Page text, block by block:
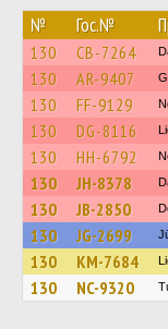
№ Гос.№
130 CB-7264
130 AR-9407
130 FF-9129
130 DG-8116
130 HH-6792
130 JH-8378
130 JB-2850
130 JG-2699
130 KM-7684
130 NC-9320